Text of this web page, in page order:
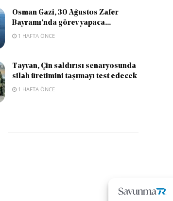
Osman Gazi, 30 Ağustos Zafer
Bayramı’nda görev yapaca...
1 HAFTA ÖNCE
Tayvan, Çin saldırısı senaryosunda
silah üretimini taşımayı test edecek
1 HAFTA ÖNCE